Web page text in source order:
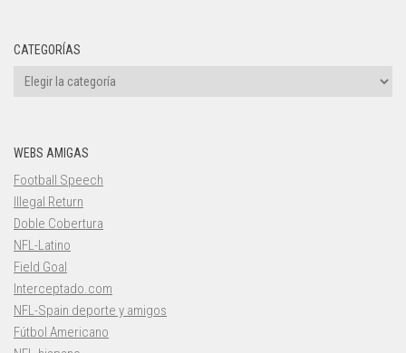
CATEGORÍAS
Categorías
WEBS AMIGAS
Football Speech
Illegal Return
Doble Cobertura
NFL-Latino
Field Goal
Interceptado.com
NFL-Spain deporte y amigos
Fútbol Americano